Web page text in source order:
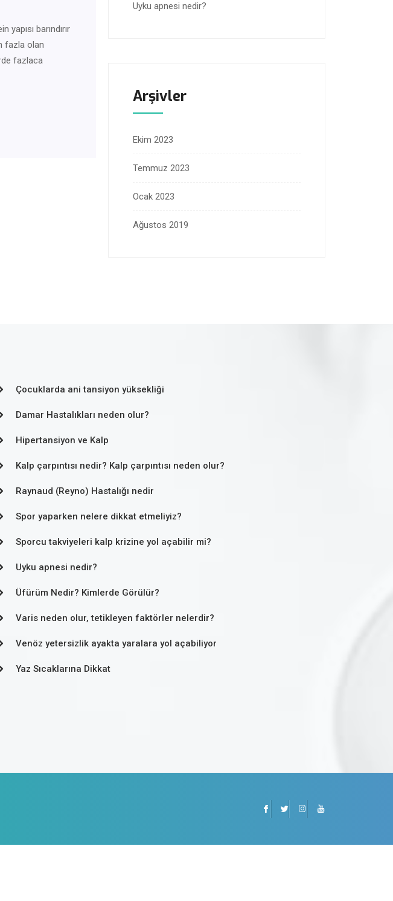
barındırır
fazla olan
fazlaca
Uyku apnesi nedir?
Arşivler
Ekim 2023
Temmuz 2023
Ocak 2023
Ağustos 2019
Çocuklarda ani tansiyon yüksekliği
Damar Hastalıkları neden olur?
Hipertansiyon ve Kalp
Kalp çarpıntısı nedir? Kalp çarpıntısı neden olur?
Raynaud (Reyno) Hastalığı nedir
Spor yaparken nelere dikkat etmeliyiz?
Sporcu takviyeleri kalp krizine yol açabilir mi?
Uyku apnesi nedir?
Üfürüm Nedir? Kimlerde Görülür?
Varis neden olur, tetikleyen faktörler nelerdir?
Venöz yetersizlik ayakta yaralara yol açabiliyor
Yaz Sıcaklarına Dikkat